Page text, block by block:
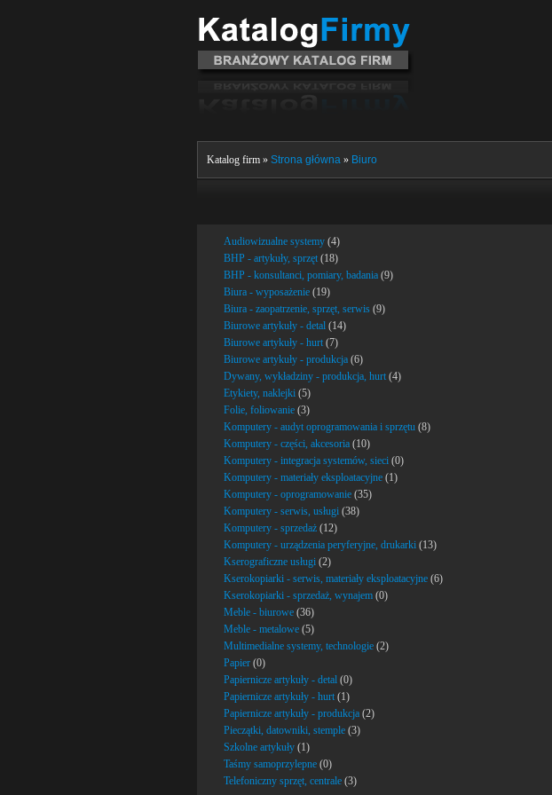
Katalog firm » Strona główna » Biuro
Audiowizualne systemy (4)
BHP - artykuły, sprzęt (18)
BHP - konsultanci, pomiary, badania (9)
Biura - wyposażenie (19)
Biura - zaopatrzenie, sprzęt, serwis (9)
Biurowe artykuły - detal (14)
Biurowe artykuły - hurt (7)
Biurowe artykuły - produkcja (6)
Dywany, wykładziny - produkcja, hurt (4)
Etykiety, naklejki (5)
Folie, foliowanie (3)
Komputery - audyt oprogramowania i sprzętu (8)
Komputery - części, akcesoria (10)
Komputery - integracja systemów, sieci (0)
Komputery - materiały eksploatacyjne (1)
Komputery - oprogramowanie (35)
Komputery - serwis, usługi (38)
Komputery - sprzedaż (12)
Komputery - urządzenia peryferyjne, drukarki (13)
Kserograficzne usługi (2)
Kserokopiarki - serwis, materiały eksploatacyjne (6)
Kserokopiarki - sprzedaż, wynajem (0)
Meble - biurowe (36)
Meble - metalowe (5)
Multimedialne systemy, technologie (2)
Papier (0)
Papiernicze artykuły - detal (0)
Papiernicze artykuły - hurt (1)
Papiernicze artykuły - produkcja (2)
Pieczątki, datowniki, stemple (3)
Szkolne artykuły (1)
Taśmy samoprzylepne (0)
Telefoniczny sprzęt, centrale (3)